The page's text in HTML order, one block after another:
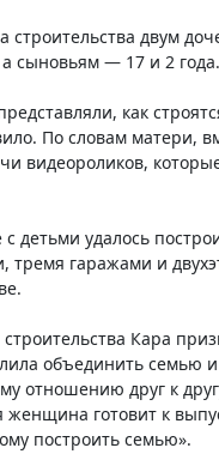
строительства двум
сыновьям — 17 и 2 года.
как
По словам матери,
видеороликов,
детьми удалось
тремя гаражами и
Кара
объединить семью
отношению друг к
готовит к
построить семью».